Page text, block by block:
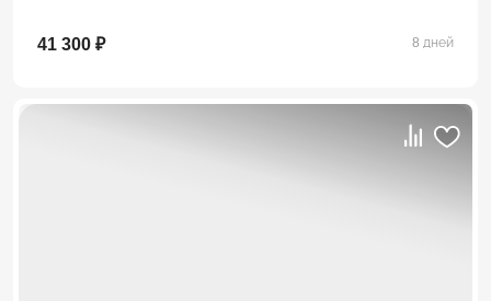
41 300 ₽ 8 дней